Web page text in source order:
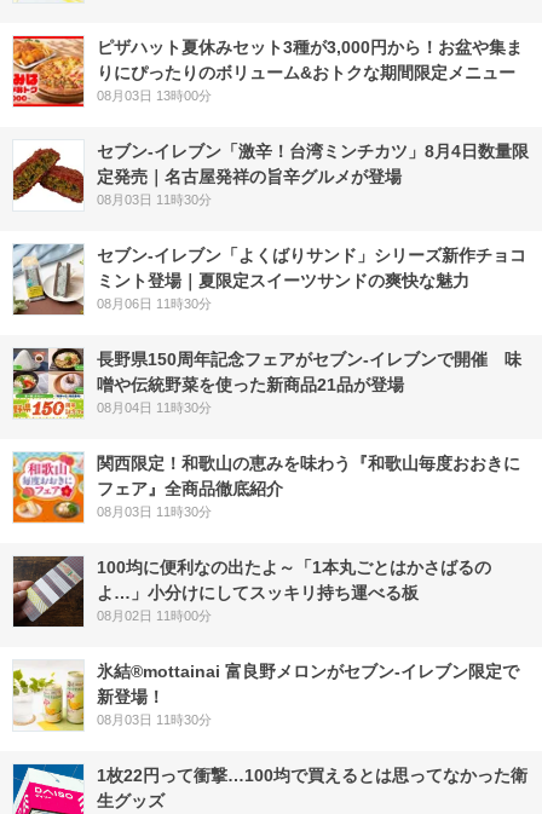
ピザハット夏休みセット3種が3,000円から！お盆や集ま
りにぴったりのボリューム&おトクな期間限定メニュー
08月03日 13時00分
セブン-イレブン「激辛！台湾ミンチカツ」8月4日数量限
定発売｜名古屋発祥の旨辛グルメが登場
08月03日 11時30分
セブン‐イレブン「よくばりサンド」シリーズ新作チョコ
ミント登場｜夏限定スイーツサンドの爽快な魅力
08月06日 11時30分
長野県150周年記念フェアがセブン-イレブンで開催 味
噌や伝統野菜を使った新商品21品が登場
08月04日 11時30分
関西限定！和歌山の恵みを味わう『和歌山毎度おおきに
フェア』全商品徹底紹介
08月03日 11時30分
100均に便利なの出たよ～「1本丸ごとはかさばるの
よ…」小分けにしてスッキリ持ち運べる板
08月02日 11時00分
氷結®mottainai 富良野メロンがセブン‐イレブン限定で
新登場！
08月03日 11時30分
1枚22円って衝撃…100均で買えるとは思ってなかった衛
生グッズ